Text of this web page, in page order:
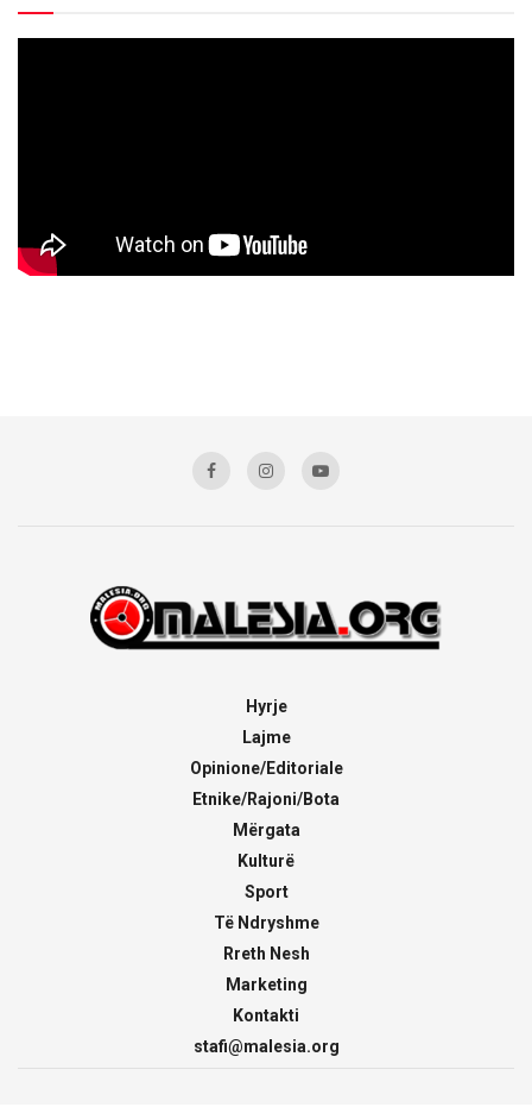
Hyrje
Lajme
Opinione/Editoriale
Etnike/Rajoni/Bota
Mërgata
Kulturë
Sport
Të Ndryshme
Rreth Nesh
Marketing
Kontakti
stafi@malesia.org